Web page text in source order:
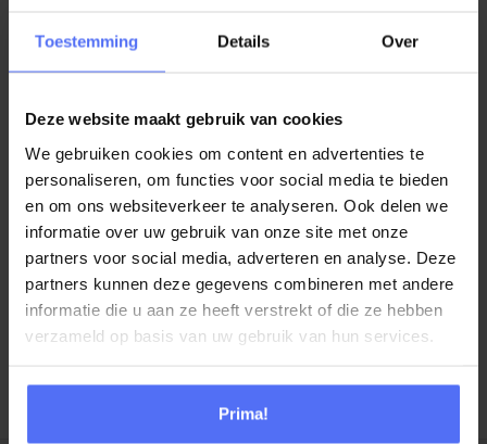
Toestemming Details Over
Deze website maakt gebruik van cookies
We gebruiken cookies om content en advertenties te
personaliseren, om functies voor social media te bieden
en om ons websiteverkeer te analyseren. Ook delen we
informatie over uw gebruik van onze site met onze
partners voor social media, adverteren en analyse. Deze
partners kunnen deze gegevens combineren met andere
informatie die u aan ze heeft verstrekt of die ze hebben
verzameld op basis van uw gebruik van hun services.
Prima!
over Genesys Cloud? Kijk dan op onze website.
SHARE THIS EVENT